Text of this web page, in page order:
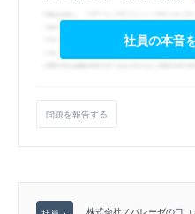
社員の本音
問題を報告する